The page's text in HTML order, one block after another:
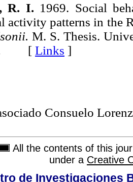
R. I. 1969. Social
activity patterns in the
M. S. Thesis.
[ Links ]
Consuelo
All the contents of this
under a Creative
de Investigaciones